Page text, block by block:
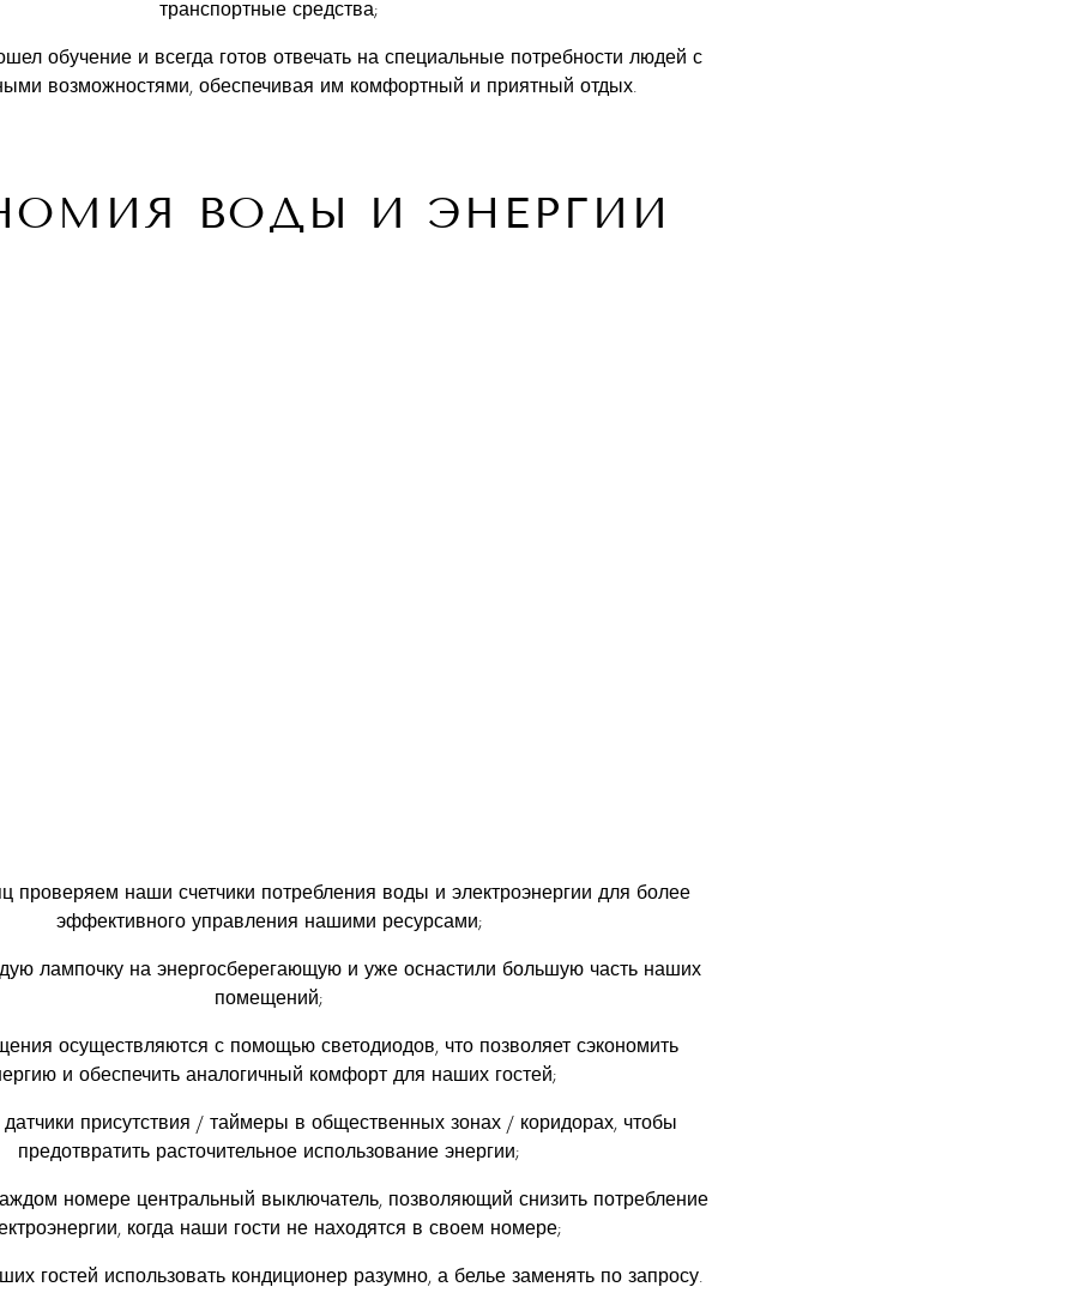
транспортные средства;
обучение и всегда готов отвечать на специальные потребности людей с
возможностями, обеспечивая им комфортный и приятный отдых.
ВОДЫ И ЭНЕРГИИ
проверяем наши счетчики потребления воды и электроэнергии для более
эффективного управления нашими ресурсами;
лампочку на энергосберегающую и уже оснастили большую часть наших
помещений;
осуществляются с помощью светодиодов, что позволяет сэкономить
и обеспечить аналогичный комфорт для наших гостей;
присутствия / таймеры в общественных зонах / коридорах, чтобы
предотвратить расточительное использование энергии;
номере центральный выключатель, позволяющий снизить потребление
когда наши гости не находятся в своем номере;
гостей использовать кондиционер разумно, а белье заменять по запросу.